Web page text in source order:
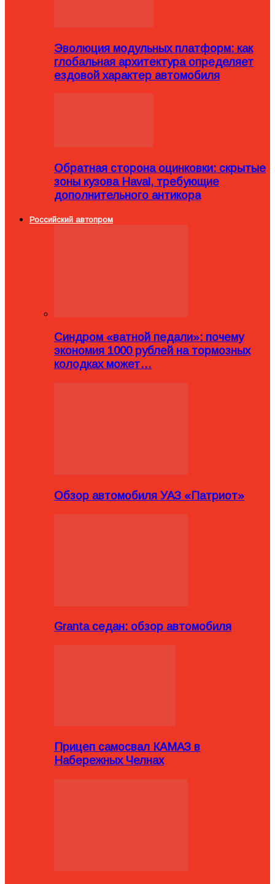
Эволюция модульных платформ: как
глобальная архитектура определяет
ездовой характер автомобиля
Обратная сторона оцинковки: скрытые
зоны кузова Haval, требующие
дополнительного антикора
Российский автопром
Синдром «ватной педали»: почему
экономия 1000 рублей на тормозных
колодках может…
Обзор автомобиля УАЗ «Патриот»
Granta седан: обзор автомобиля
Прицеп самосвал КАМАЗ в
Набережных Челнах